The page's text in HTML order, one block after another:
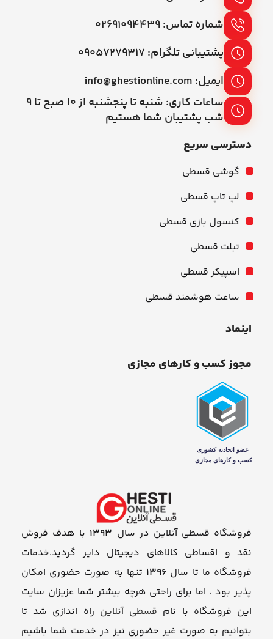
شماره تماس: ۰۲۶۹۱۰۹۴۴۳۹
پشتیبانی تلگرام: ۰۹۰۵۷۲۷۹۳۱۷
ایمیل: info@ghestionline.com
ساعات کاری: شنبه تا پنجشنبه از ۱۰ صبح تا ۹
شب پشتیبان شما هستیم
دسترسی سریع
گوشی قسطی
لپ تاپ قسطی
کنسول بازی قسطی
تبلت قسطی
اسپیکر قسطی
ساعت هوشمند قسطی
اینماد
مجوز کسب و کارهای مجازی
فروشگاه قسطی آنلاین در سال 1393 با هدف فروش
نقد و اقساطی کالاهای دیجیتال دایر گردید.خدمات
فروشگاه ما تا سال 1396 تنها به صورت حضوری امکان
پذیر بود ، اما برای راحتی هرچه بیشتر شما عزیزان سایت
این فروشگاه با نامقسطی آنلاین راه اندازی شد تا
بتوانیم به صورت غیر حضوری نیز در خدمت شما باشیم